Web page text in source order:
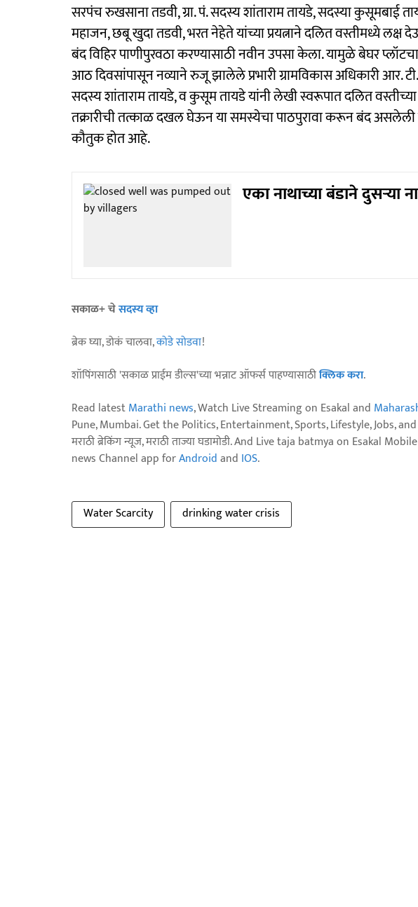
सरपंच रुखसाना तडवी, ग्रा. पं. सदस्य शांताराम तायडे, सदस्या कुसूमबाई
महाजन, छबू खुदा तडवी, भरत नेहेते यांच्या प्रयत्नाने दलित वस्तीमध्ये लक्ष
बंद विहिर पाणीपुरवठा करण्यासाठी नवीन उपसा केला. यामुळे बेघर
आठ दिवसांपासून नव्याने रुजू झालेले प्रभारी ग्रामविकास अधिकारी आर.
सदस्य शांताराम तायडे, व कुसूम तायडे यांनी लेखी स्वरूपात दलित वस्तीच्या
तक्रारीची तत्काळ दखल घेऊन या समस्येचा पाठपुरावा करून बंद असलेली
कौतुक होत आहे.
एका नाथाच्या बंडाने दुसऱ्या
सकाळ+ चेसदस्य व्हा
ब्रेक घ्या, डोकं चालवा,कोडे सोडवा!
शॉपिंगसाठी 'सकाळ प्राईम डील्स'च्या भन्नाट ऑफर्स पाहण्यासाठीक्लिक करा.
Read latestMarathi news, Watch Live Streaming on Esakal and
Pune, Mumbai. Get the Politics, Entertainment, Sports, Lifestyle, Jobs, and
मराठी ब्रेकिंग न्यूज, मराठी ताज्या घडामोडी. And Live taja batmya on Esakal
news Channel app forAndroidand IOS.
Water Scarcity drinking water crisis